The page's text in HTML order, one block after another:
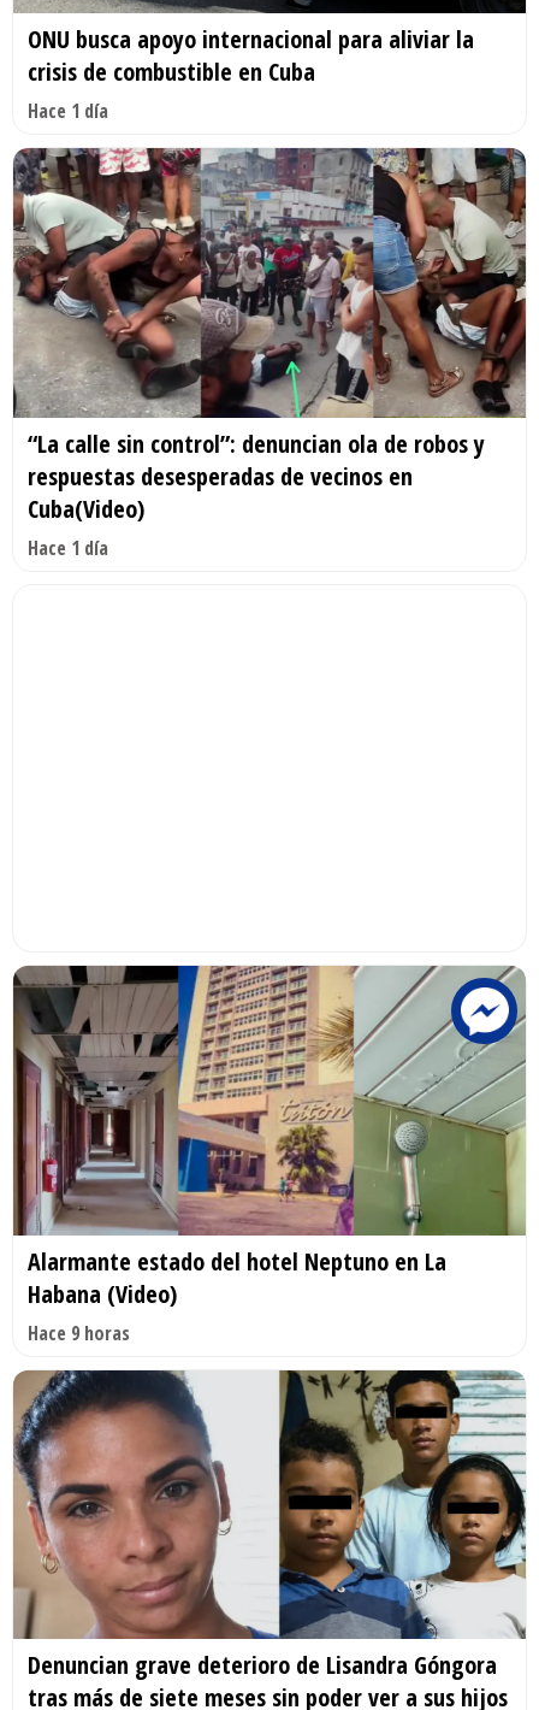
ONU busca apoyo internacional para aliviar la
crisis de combustible en Cuba
Hace 1 día
“La calle sin control”: denuncian ola de robos y
respuestas desesperadas de vecinos en
Cuba(Video)
Hace 1 día
Alarmante estado del hotel Neptuno en La
Habana (Video)
Hace 9 horas
Denuncian grave deterioro de Lisandra Góngora
tras más de siete meses sin poder ver a sus hijos